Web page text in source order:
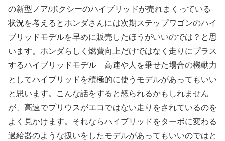
の新型ノア/ボクシーのハイブリッドが売れまくっている
状況を考えるとホンダさんには次期ステップワゴンのハイ
ブリッドモデルを早めに販売したほうがいいのでは？と思
います。ホンダらしく燃費向上だけではなく走りにプラス
するハイブリッドモデル 高速や人を乗せた場合の機動力
としてハイブリッドを積極的に使うモデルがあってもいい
と思います。こんな話をすると怒られるかもしれません
が、高速でプリウスがエコではない走りをされているのを
よく見かけます。それならハイブリッドをターボに変わる
過給器のような扱いをしたモデルがあってもいいのではと